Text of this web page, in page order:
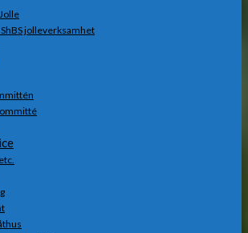
jolleverksamhet